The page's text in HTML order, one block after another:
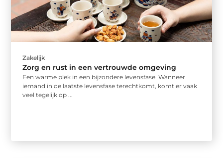
Zakelijk
Zorg en rust in een vertrouwde omgeving
Een warme plek in een bijzondere levensfase Wanneer
iemand in de laatste levensfase terechtkomt, komt er vaak
veel tegelijk op ...